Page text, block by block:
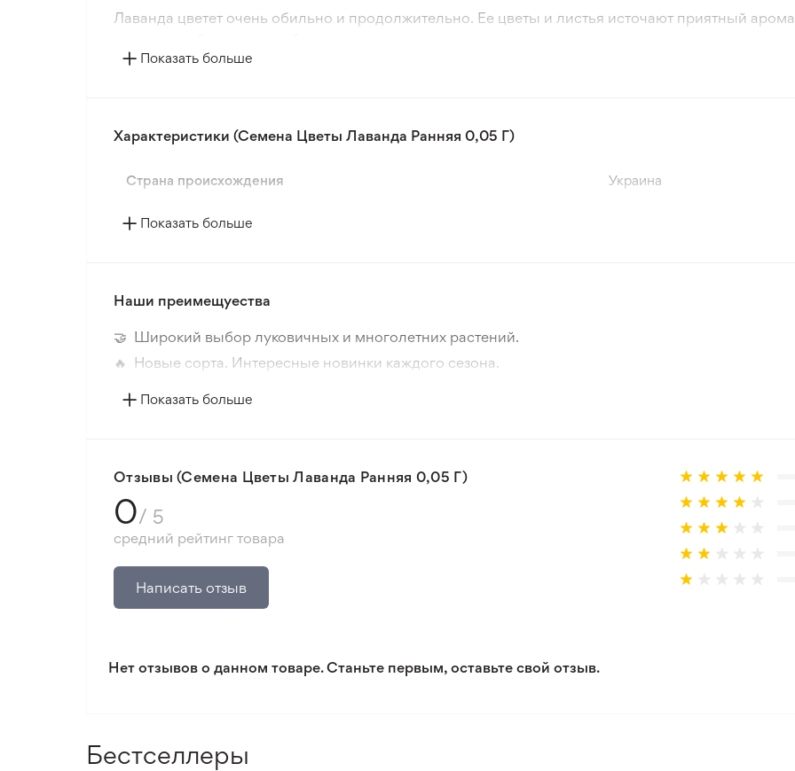
Лаванда цветет очень обильно и продолжительно. Ее цветы и листья источают приятный
В быту лаванда используется для ароматизации белья, отпугивания моли и других целей.
Показать больше
Характеристики (Семена Цветы Лаванда Ранняя 0,05 Г)
Страна происхождения Украина
Показать больше
Наши преимещуества
🤝 Широкий выбор луковичных и многолетних растений.
🔥 Новые сорта. Интересные новинки каждого сезона.
📸 Соответствие сортов. Совпадение фотографии товара и реального растения.
Показать больше
Отзывы (Семена Цветы Лаванда Ранняя 0,05 Г)
0/ 5
средний рейтинг товара
Написать отзыв
Нет отзывов о данном товаре. Станьте первым, оставьте свой отзыв.
Бестселлеры